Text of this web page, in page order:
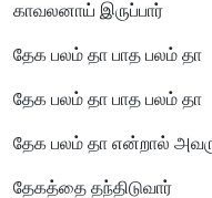
காவலனாய் இருப்பார்
தேக பலம் தா பாத பலம் தா
தேக பலம் தா பாத பலம் தா
தேக பலம் தா என்றால்
தேகத்தை தந்திடுவார்